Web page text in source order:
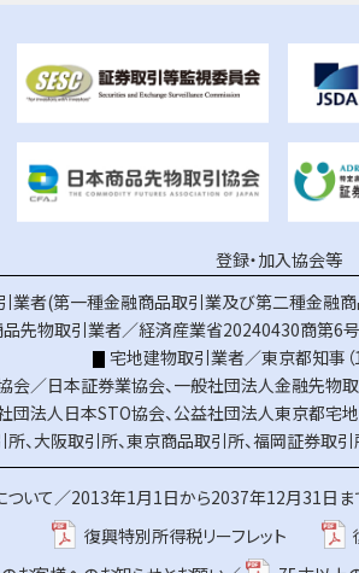
登録・加入協会等
業者(第一種金融商品取引業及び第二種金融商
品先物取引業者／経済産業省20240430商第6号
宅地建物取引業者／東京都知事（
会／日本証券業協会、一般社団法人金融先物
団法人日本STO協会、公益社団法人東京都宅
所、大阪取引所、東京商品取引所、福岡証券取引
いて／2013年1月1日から2037年12月31日ま
復興特別所得税リーフレット